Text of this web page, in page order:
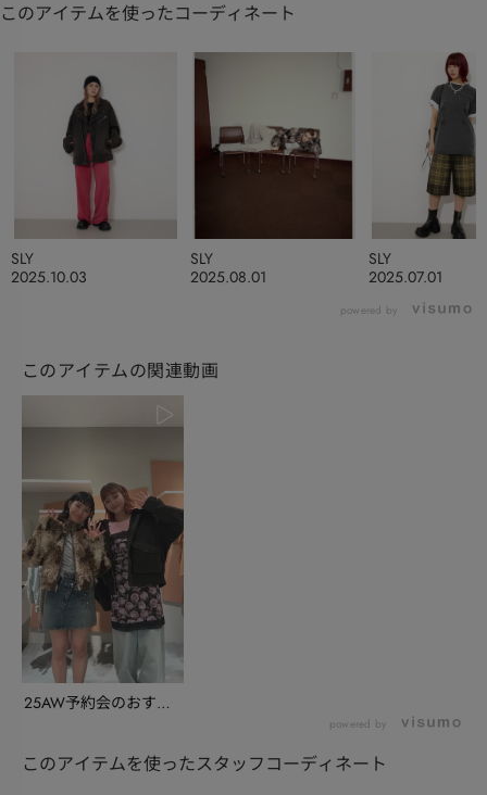
このアイテムを使ったコーディネート
2025.10.03
SLY
2025.08.01
SLY
2025.07.01
SLY
powered by
このアイテムの関連動画
25AW予約会のおすす
powered by
このアイテムを使ったスタッフコーディネート